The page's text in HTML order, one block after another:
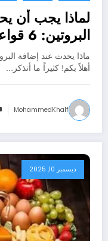
لماذا يجب أن
حول علاقته
ماذا يحدث عند إضافة
أهلاً بكم! كثيراً ما أتذكر…
MohammedKhalf
ديسمبر 10, 2025